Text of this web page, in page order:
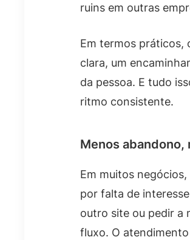
ruins em outras
Em termos práticos,
clara, um
da pessoa. E tudo
ritmo consistente.
Menos
Em muitos
por falta de
outro site ou pedir a
fluxo. O